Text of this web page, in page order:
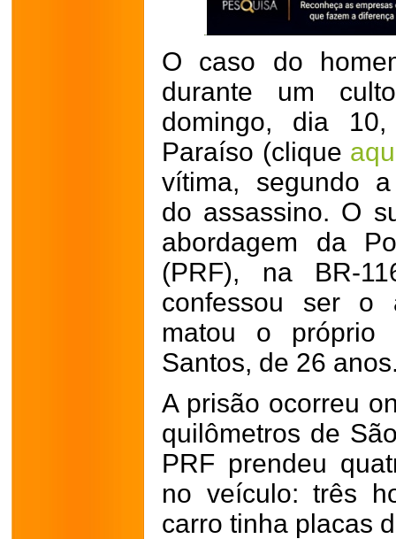
O caso do
durante um
domingo, dia
Paraíso (clique
vítima, segundo
do assassino. O
abordagem da
(PRF), na BR-
confessou ser o
matou o próprio
Santos, de 26
A prisão ocorreu
quilômetros de
PRF prendeu
no veículo: três
carro tinha placas